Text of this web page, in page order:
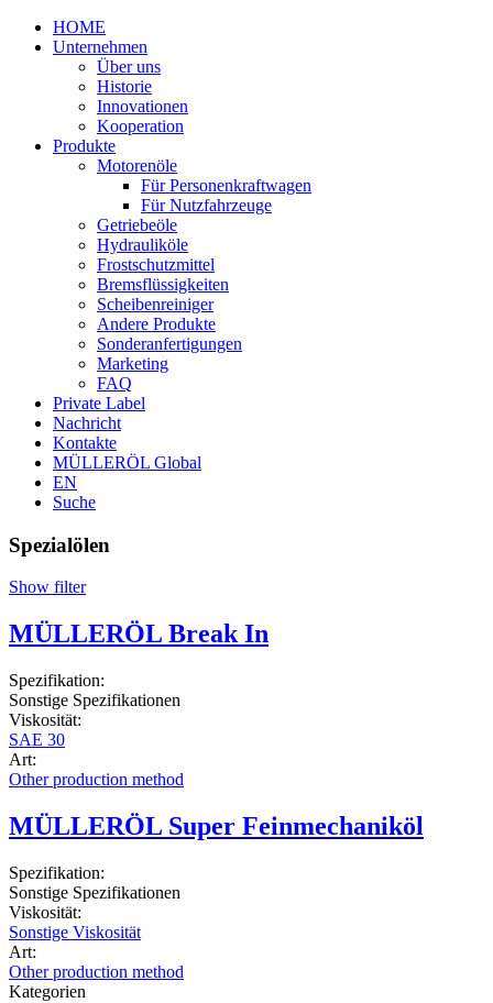
HOME
Unternehmen
Über uns
Historie
Innovationen
Kooperation
Produkte
Motorenöle
Für Personenkraftwagen
Für Nutzfahrzeuge
Getriebeöle
Hydrauliköle
Frostschutzmittel
Bremsflüssigkeiten
Scheibenreiniger
Andere Produkte
Sonderanfertigungen
Marketing
FAQ
Private Label
Nachricht
Kontakte
MÜLLERÖL Global
EN
Suche
Spezialölen
Show filter
MÜLLERÖL Break In
Spezifikation:
Sonstige Spezifikationen
Viskosität:
SAE 30
Art:
Other production method
MÜLLERÖL Super Feinmechaniköl
Spezifikation:
Sonstige Spezifikationen
Viskosität:
Sonstige Viskosität
Art:
Other production method
Kategorien